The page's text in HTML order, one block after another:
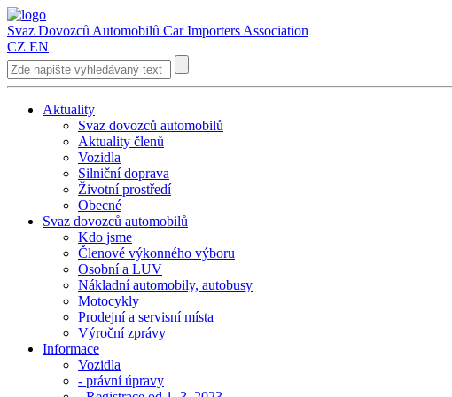
Svaz Dovozců Automobilů Car Importers Association
CZ EN
Aktuality
Svaz dovozců automobilů
Aktuality členů
Vozidla
Silniční doprava
Životní prostředí
Obecné
Svaz dovozců automobilů
Kdo jsme
Členové výkonného výboru
Osobní a LUV
Nákladní automobily, autobusy
Motocykly
Prodejní a servisní místa
Výroční zprávy
Informace
Vozidla
- právní úpravy